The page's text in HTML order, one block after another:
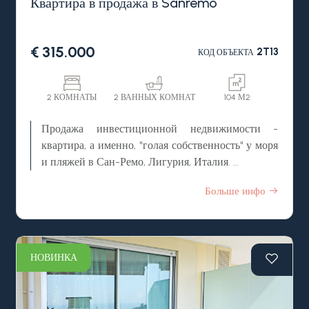
€ 315.000 КОД ОБЪЕКТА2T13
2 КОМНАТЫ 2 ВАННЫХ КОМНАТ 104 М2
Продажа инвестиционной недвижимости -
квартира, а именно, "голая собственность" у моря
и пляжей в Сан-Ремо, Лигурия, Италия.
резиденциальных локаций итальянского курорта
бары, рестораны, кафе, центральная набережная,
русская церковь, казино, главная пешеходная
улица для шоппинга - Виа Маттеотти, продается
инвестиционная недвижимость - квартира, более
Больше инфо
НОВИНКА